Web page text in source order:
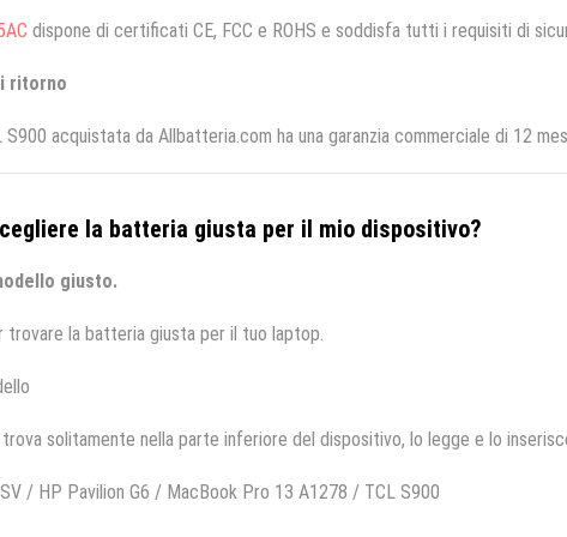
dispone di certificati CE, FCC e ROHS e soddisfa tutti i requisiti di
ritorno
S900 acquistata da Allbatteria.com ha una garanzia commerciale di 12
la batteria giusta per il mio dispositivo?
giusto.
trovare la batteria giusta per il tuo laptop.
trova solitamente nella parte inferiore del dispositivo, lo legge e lo
/ HP Pavilion G6 / MacBook Pro 13 A1278 / TCL S900